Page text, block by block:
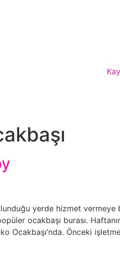
yerde hizmet
ocakbaşı burası.
Ocakbaşı‘nda. Önceki